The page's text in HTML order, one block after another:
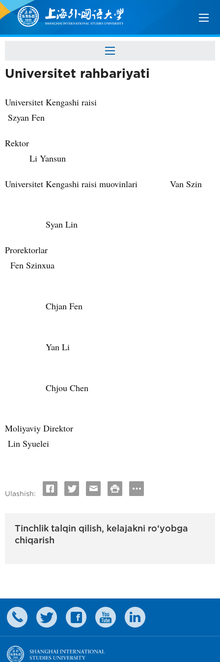
Universitet rahbariyati
Universitet Kengashi raisi
Szyan Fen
Rektor
Li Yansun
Universitet Kengashi raisi muovinlari Van Szin
Syan Lin
Prorektorlar
Fen Szinxua
Chjan Fen
Yan Li
Chjou Chen
Moliyaviy Direktor
Lin Syuelei
Ulashish:
Tinchlik talqin qilish, kelajakni ro‘yobga
chiqarish